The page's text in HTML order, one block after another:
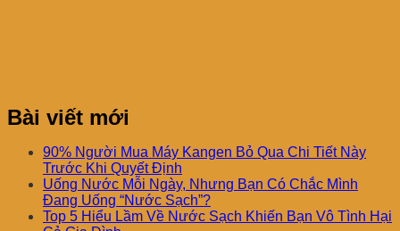
Bài viết mới
90% Người Mua Máy Kangen Bỏ Qua Chi Tiết Này
Trước Khi Quyết Định
Uống Nước Mỗi Ngày, Nhưng Bạn Có Chắc Mình
Đang Uống “Nước Sạch”?
Top 5 Hiểu Lầm Về Nước Sạch Khiến Bạn Vô Tình Hại